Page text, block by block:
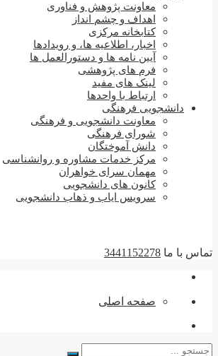
معاونت پژوهش و فناوری
اهداف و چشم انداز
کتابخانه مرکزی
اخبار، اطلاعیه ها، و رویدادها
آیین نامه ها و دستورالعمل ها
فرم های پژوهشی
لینک های مفید
ارتباط با واحدها
دانشجویی فرهنگی
معاونت دانشجویی و فرهنگی
شورای فرهنگی
دانش آموختگان
مرکز خدمات مشاوره و روانشناسی
مهمان سرای خواهران
کانون های دانشجویی
سرویس ایاب و ذهاب دانشجویی
تماس با ما 3441152278
صفحه اصلی
جستجو